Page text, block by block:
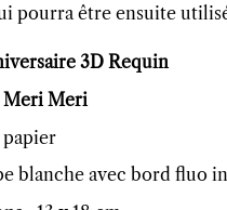
pourra être ensuite
3D Requin
Meri Meri
blanche avec bord fluo